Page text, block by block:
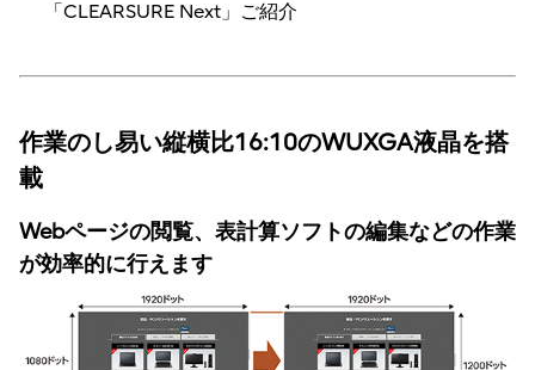
「CLEARSURE Next」ご紹介
作業のし易い縦横比16:10のWUXGA液晶を搭
載
Webページの閲覧、表計算ソフトの編集などの作業
が効率的に行えます